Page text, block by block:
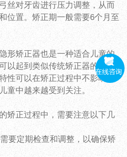
丝对牙齿进行压力调整，从而
位置。矫正期一般需要6个月至
形矫正器也是一种适合儿童的
以起到类似传统矫正器的作
性可以在矫正过程中不影响孩
童中越来越受到关注。
矫正过程中，需要注意以下几
要定期检查和调整，以确保矫